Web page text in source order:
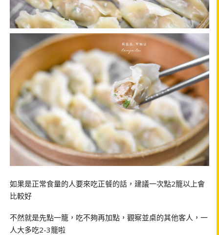
如果是正常食量的人要來吃正餐的話，建議一次點2籠以上會
比較好
不然就是先點一籠，吃不夠再加點，觀察並桌的其他客人，一
人大多吃2-3籠啦